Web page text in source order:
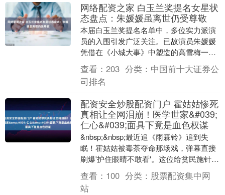
网络配资之家 白玉兰奖提名女星状
态盘点：朱媛媛虽离世仍受尊敬
本届白玉兰奖提名名单中，多位实力派演
员的入围引发广泛关注。已故演员朱媛媛
凭借在《小城大事》中塑造的高雪梅一角
获得最佳女配角提名，成为名单中尤为触
动人心的部分。她....
查看： 203 分类： 中国前十大证券公
司排名
配资安全炒股配资门户 霍姑姑惨死
真相让全网泪崩！医学世家&#039;
仁心&#039;面具下竟是血色权谋
&nbsp;&nbsp;最近追《雨霖铃》追到失
眠！霍姑姑被毒茶夺命那场戏，弹幕直接
刷爆'护住眼睛不敢看'。这位给贫民施针三
十....
查看： 100 分类： 股票配资集中网
站